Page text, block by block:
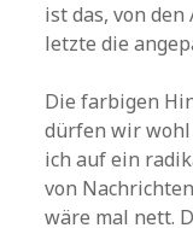
ist das, von
letzte die
Die farbigen
dürfen wir
ich auf ein
von
wäre mal nett.